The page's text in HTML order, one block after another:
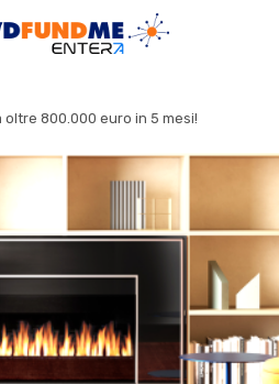
oltre 800.000 euro in 5 mesi!